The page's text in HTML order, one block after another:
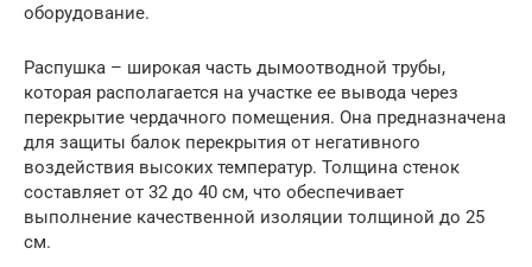
оборудование.
Распушка – широкая часть дымоотводной трубы,
которая располагается на участке ее вывода через
перекрытие чердачного помещения. Она предназначена
для защиты балок перекрытия от негативного
воздействия высоких температур. Толщина стенок
составляет от 32 до 40 см, что обеспечивает
выполнение качественной изоляции толщиной до 25
см.